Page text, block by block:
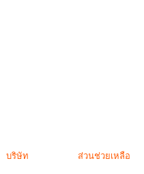
บริษัท ส่วนช่วยเหลือ